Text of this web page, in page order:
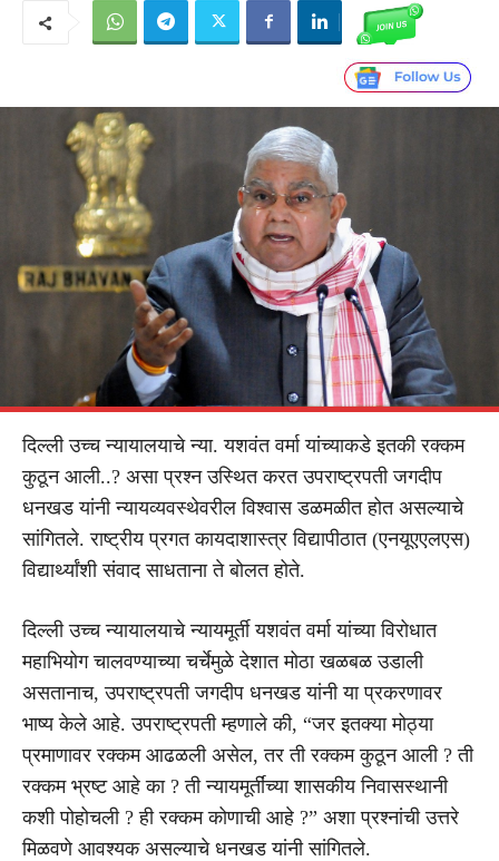
दिल्ली उच्च न्यायालयाचे न्या. यशवंत वर्मा यांच्याकडे इतकी रक्कम
कुठून आली..? असा प्रश्न उस्थित करत उपराष्ट्रपती जगदीप
धनखड यांनी न्यायव्यवस्थेवरील विश्वास डळमळीत होत असल्याचे
सांगितले. राष्ट्रीय प्रगत कायदाशास्त्र विद्यापीठात (एनयूएएलएस)
विद्यार्थ्यांशी संवाद साधताना ते बोलत होते.
दिल्ली उच्च न्यायालयाचे न्यायमूर्ती यशवंत वर्मा यांच्या विरोधात
महाभियोग चालवण्याच्या चर्चेमुळे देशात मोठा खळबळ उडाली
असतानाच, उपराष्ट्रपती जगदीप धनखड यांनी या प्रकरणावर
भाष्य केले आहे. उपराष्ट्रपती म्हणाले की, “जर इतक्या मोठ्या
प्रमाणावर रक्कम आढळली असेल, तर ती रक्कम कुठून आली ? ती
रक्कम भ्रष्ट आहे का ? ती न्यायमूर्तींच्या शासकीय निवासस्थानी
कशी पोहोचली ? ही रक्कम कोणाची आहे ?” अशा प्रश्नांची उत्तरे
मिळवणे आवश्यक असल्याचे धनखड यांनी सांगितले.